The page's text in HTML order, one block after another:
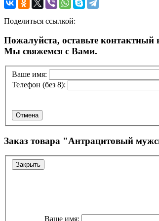
Поделиться ссылкой:
Пожалуйста, оставьте контактный
Мы свяжемся с Вами.
Ваше имя:
Телефон (без 8):
Отмена
Заказ товара "Антрацитовый
Ваше имя:
Закрыть